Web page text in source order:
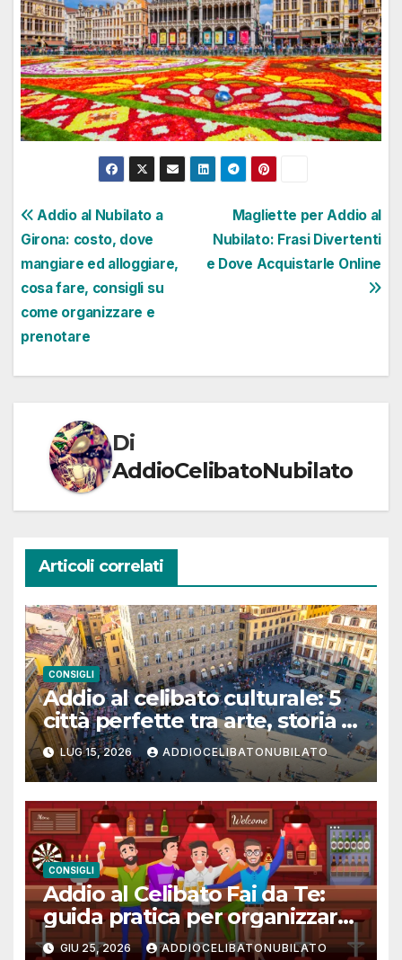
Navigazione
articoli
Magliette per Addio al
Nubilato: Frasi Divertenti
e Dove Acquistarle Online
Addio al Nubilato a
Girona: costo, dove
mangiare ed alloggiare,
cosa fare, consigli su
come organizzare e
prenotare
Di
AddioCelibatoNubilato
Articoli correlati
CONSIGLI
Addio al celibato culturale: 5
città perfette tra arte, storia e
divertimento
LUG 15, 2026 ADDIOCELIBATONUBILATO
CONSIGLI
Addio al Celibato Fai da Te:
guida pratica per organizzare
un weekend memorabile
GIU 25, 2026 ADDIOCELIBATONUBILATO